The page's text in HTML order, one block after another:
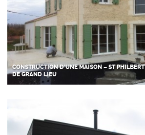
CONSTRUCTION D’UNE MAISON – ST PHILBERT
DE GRAND LIEU